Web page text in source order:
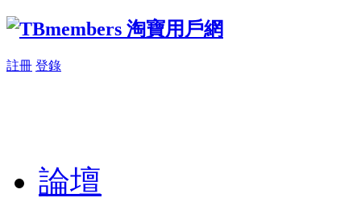
註冊 登錄
論壇